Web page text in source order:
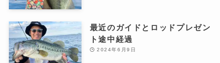
最近のガイドとロッドプレゼン
ト途中経過
2024年6月9日